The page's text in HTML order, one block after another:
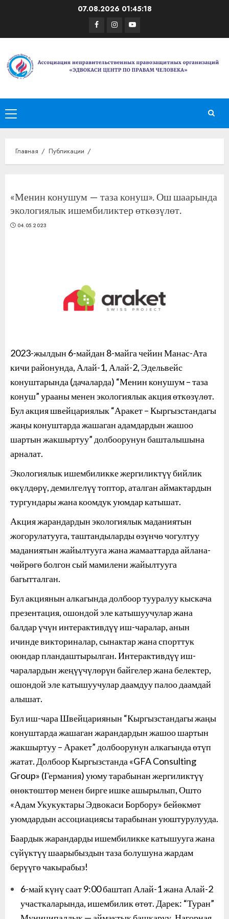
07.08.2026 01:45:18
Facebook
Instagram
Youtube
Основное
меню
Главная Публикации
«Менин конушум — таза конуш». Ош шаарында
экологиялык ишембиликтер өткөзүлөт.
04.05.2023
2023-жылдын 6-майдан 8-майга чейин Манас-Ата
кичи районунда, Алай-1, Алай-2, Эдельвейс
конуштарында (дачаларда) “Менин конушум – таза
конуш” урааны менен экологиялык акция өткөзүлөт.
Бул акция швейцариялык “Аракет – Кыргызстандагы
жаңы конуштарда жашаган адамдардын жашоо
шартын жакшыртуу” долбоорунун башталышына
арналат.
Экологиялык ишембиликке жергиликтүү бийлик
өкүлдөрү, демилгелүү топтор, аталган аймактардын
тургундары жана коомдук уюмдар катышат.
Акция жарандардын экологиялык маданиятын
жогорулатууга, таштандыларды өзүнчө чогултуу
маданиятын жайылтууга жана жамааттарда айлана-
чөйрөгө болгон сый мамилени жайылтууга
багытталган.
Бул акциянын алкагында долбоор тууралуу кыскача
презентация, ошондой эле катышуучулар жана
балдар үчүн интерактивдүү иш-чаралар, анын
ичинде викториналар, сынактар жана спорттук
оюндар пландаштырылган. Интерактивдүү иш-
чаралардын жеңүүчүлөрүн байгелер жана белектер,
ошондой эле катышуучулар даамдуу палоо даамдай
алышат.
Бул иш-чара Швейцариянын “Кыргызстандагы жаңы
конуштарда жашаган жарандардын жашоо шартын
жакшыртуу – Аракет” долбоорунун алкагында өтүп
жатат. Долбоор Кыргызстанда «GFA Consulting
Group» (Германия) уюму тарабынан жергиликтүү
өнөктөштөр менен бирге ишке ашырылып, Ошто
«Адам Укукуктары Эдвокаси Борбору» бейөкмөт
уюмдардын ассоциациясы тарабынан уюштурулууда.
Баардык жарандарды ишембиликке катышууга жана
сүйүктүү шаарыбыздын таза болушуна жардам
берүүгө чакырабыз!
6-май күнү саат 9:00 баштап Алай-1 жана Алай-2
участкаларында, ишембилик өтөт. Дарек: “Туран”